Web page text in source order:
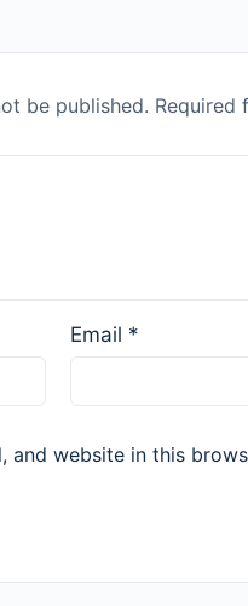
be published. Required
Email *
and website in this